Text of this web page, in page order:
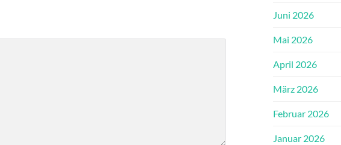
Juni 2026
Mai 2026
April 2026
März 2026
Februar 2026
Januar 2026